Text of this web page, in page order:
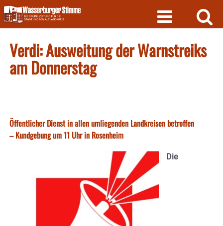
Skip
to
content
Verdi: Ausweitung der Warnstreiks
am Donnerstag
Öffentlicher Dienst in allen umliegenden Landkreisen betroffen
– Kundgebung um 11 Uhr in Rosenheim
Die